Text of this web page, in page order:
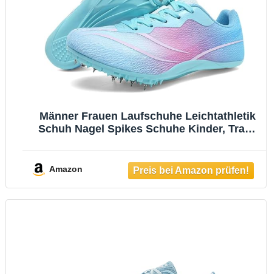
Männer Frauen Laufschuhe Leichtathletik
Schuh Nagel Spikes Schuhe Kinder, Track
Amazon